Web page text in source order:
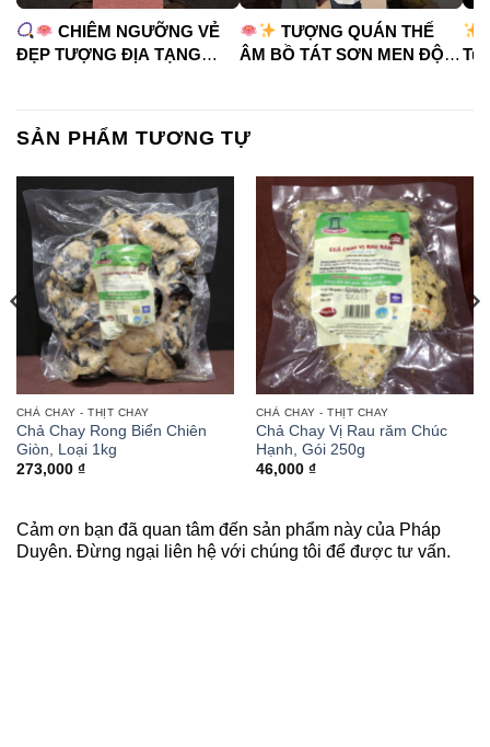
CHIÊM NGƯỠNG VẺ
ĐẸP TƯỢNG ĐỊA TẠNG
#tuongphat
#diatangvuongbotat
TƯỢNG QUÁN THẾ
ÂM BỒ TÁT SƠN MEN ĐỘ
SẢN PHẨM TƯƠNG TỰ
CHẢ CHAY - THỊT CHAY
Chả Chay Rong Biển Chiên
Giòn, Loại 1kg
273,000 ₫
CHẢ CHAY - THỊT CHAY
Chả Chay Vị Rau răm Chúc
Hạnh, Gói 250g
46,000 ₫
Cảm ơn bạn đã quan tâm đến sản phẩm này của Pháp
Duyên. Đừng ngại liên hệ với chúng tôi để được tư vấn.